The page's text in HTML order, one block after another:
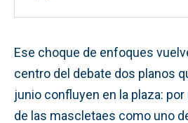
Ese choque de enfoques
centro del debate dos planos
junio confluyen en la plaza:
de las mascletaes como uno